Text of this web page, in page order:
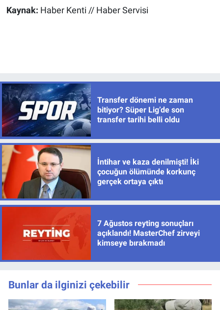
Kaynak: Haber Kenti // Haber Servisi
Transfer dönemi ne zaman
bitiyor? Süper Lig’de son
transfer tarihi belli oldu
İntihar ve kaza denilmişti! İki
çocuğun ölümünde korkunç
gerçek ortaya çıktı
7 Ağustos reyting sonuçları
açıklandı! MasterChef zirveyi
kimseye bırakmadı
Bunlar da ilginizi çekebilir